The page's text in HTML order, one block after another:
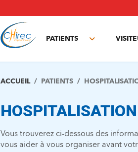
PATIENTS
Toggle
ACCUEIL PATIENTS
HOSPITALISATION
Vous trouverez ci-dessous des
vous aider à vous organiser avant